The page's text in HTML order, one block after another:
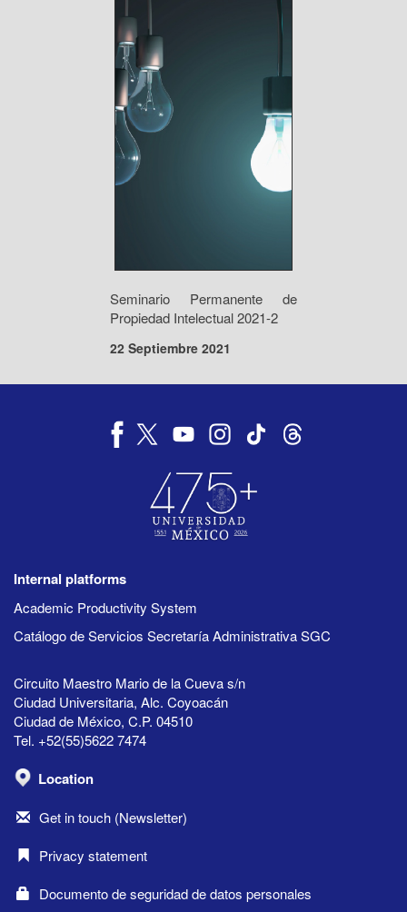
Seminario Permanente de
Propiedad Intelectual 2021-2
22 Septiembre 2021
Internal platforms
Academic Productivity System
Catálogo de Servicios Secretaría Administrativa SGC
Circuito Maestro Mario de la Cueva s/n
Ciudad Universitaria, Alc. Coyoacán
Ciudad de México, C.P. 04510
Tel. +52(55)5622 7474
Location
Get in touch (Newsletter)
Privacy statement
Documento de seguridad de datos personales